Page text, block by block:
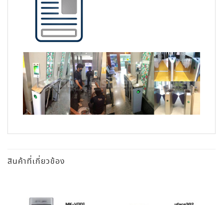
สินค้าที่เกี่ยวข้อง